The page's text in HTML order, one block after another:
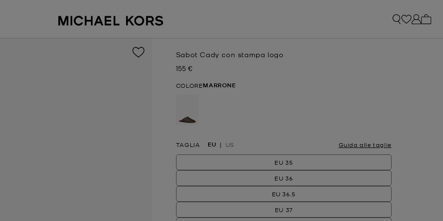
Sabot Cady con stampa logo
Prezzo attuale
155 €
COLOREMARRONE
TAGLIA EU US Guida alle taglie
EU 35
EU 36
EU 36.5
EU 37